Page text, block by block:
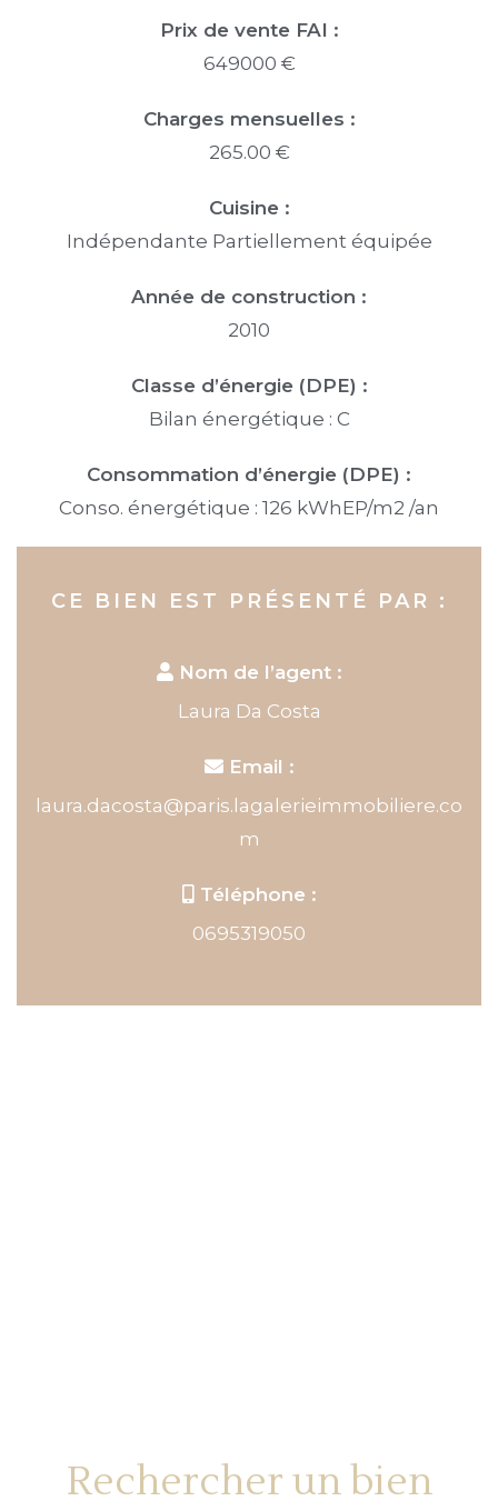
Prix de vente FAI :
649000 €
Charges mensuelles :
265.00 €
Cuisine :
Indépendante Partiellement équipée
Année de construction :
2010
Classe d’énergie (DPE) :
Bilan énergétique : C
Consommation d’énergie (DPE) :
Conso. énergétique : 126 kWhEP/m2 /an
CE BIEN EST PRÉSENTÉ PAR :
Nom de l’agent :
Laura Da Costa
Email :
laura.dacosta@paris.lagalerieimmobiliere.co
m
Téléphone :
0695319050
Rechercher un bien